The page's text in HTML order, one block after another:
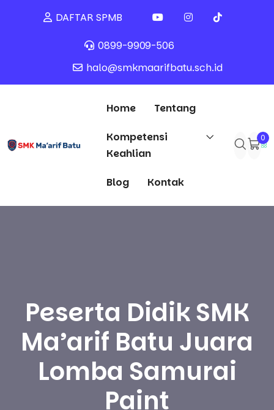
DAFTAR SPMB
0899-9909-506
halo@smkmaarifbatu.sch.id
Home Tentang
Kompetensi
Keahlian
Blog Kontak
0
Peserta Didik SMK
Ma’arif Batu Juara
Lomba Samurai
Paint